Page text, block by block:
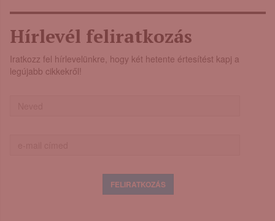
Hírlevél feliratkozás
Iratkozz fel hírlevelünkre, hogy két hetente értesítést kapj a
legújabb cikkekről!